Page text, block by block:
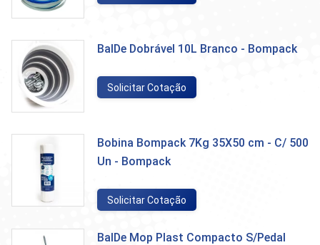
BalDe Dobrável 10L Branco - Bompack
Solicitar Cotação
Bobina Bompack 7Kg 35X50 cm - C/ 500
Un - Bompack
Solicitar Cotação
BalDe Mop Plast Compacto S/Pedal